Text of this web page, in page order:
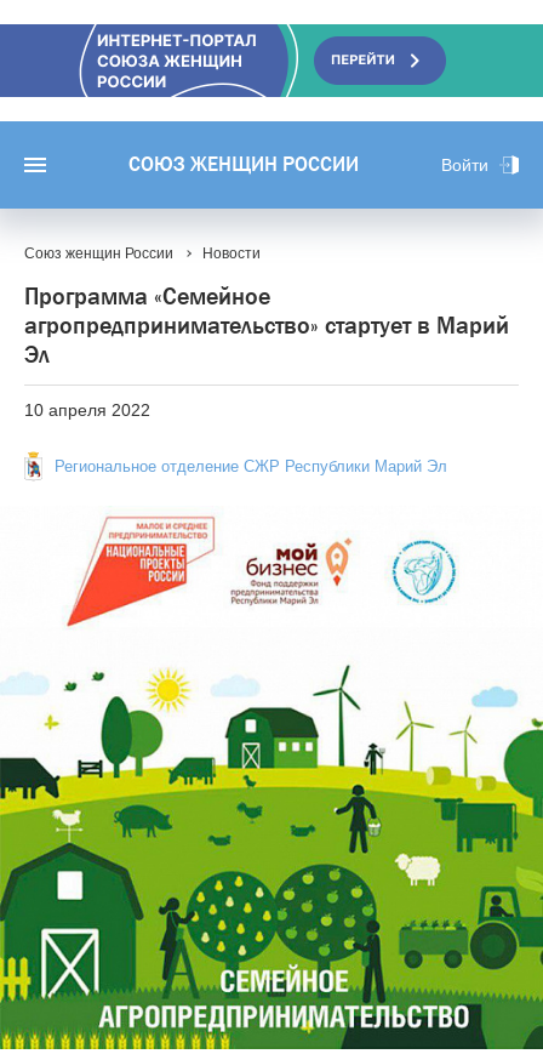
СОЮЗ ЖЕНЩИН РОССИИ Войти
Союз женщин России Новости
Программа «Семейное
агропредпринимательство» стартует в Марий
Эл
10 апреля 2022
Региональное отделение СЖР Республики Марий Эл